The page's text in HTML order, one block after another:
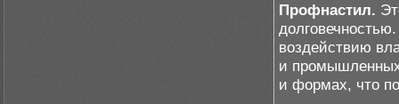
Профнастил.
воздействию
и
и формах, что